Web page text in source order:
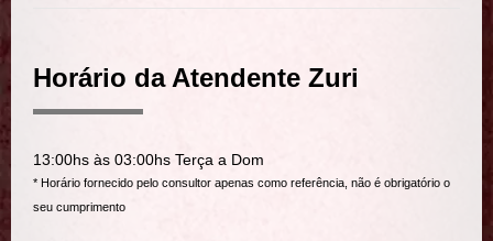
Horário da Atendente Zuri
13:00hs às 03:00hs Terça a Dom
* Horário fornecido pelo consultor apenas como referência, não é obrigatório o
seu cumprimento